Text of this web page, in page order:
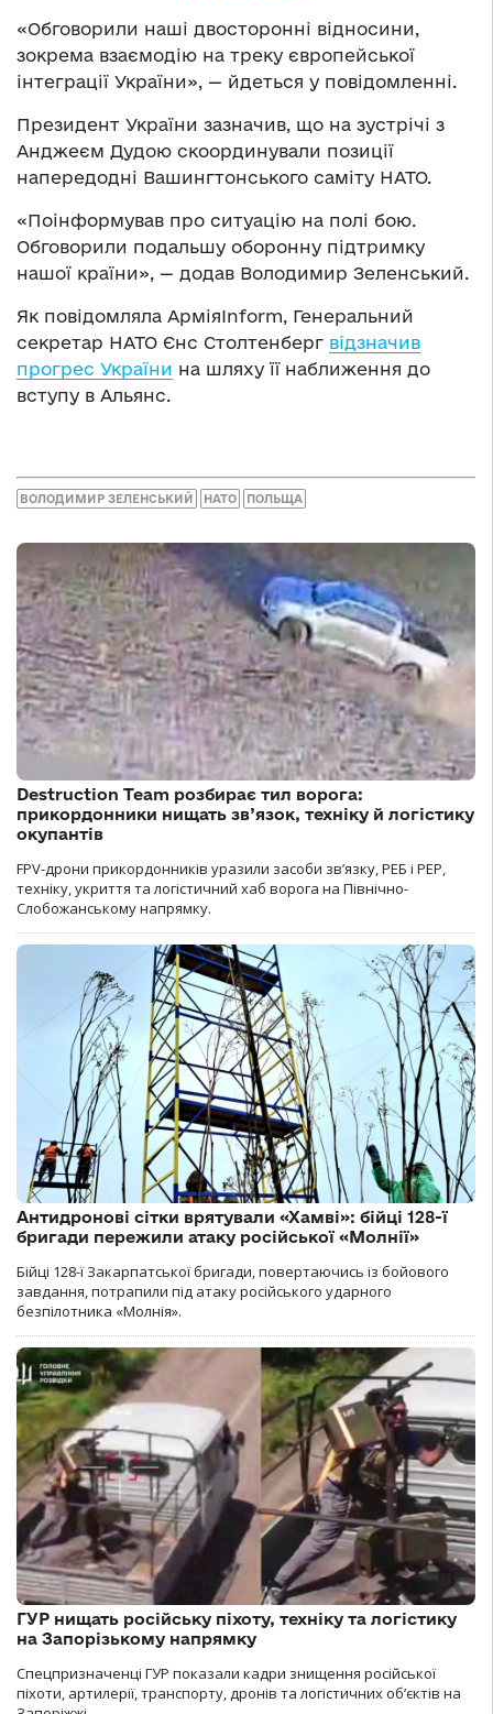
«Обговорили наші двосторонні відносини,
зокрема взаємодію на треку європейської
інтеграції України», — йдеться у повідомленні.
Президент України зазначив, що на зустрічі з
Анджеєм Дудою скоординували позиції
напередодні Вашингтонського саміту НАТО.
«Поінформував про ситуацію на полі бою.
Обговорили подальшу оборонну підтримку
нашої країни», — додав Володимир Зеленський.
Як повідомляла АрміяInform, Генеральний
секретар НАТО Єнс Столтенберг відзначив
прогрес України на шляху її наближення до
вступу в Альянс.
ВОЛОДИМИР ЗЕЛЕНСЬКИЙ НАТО ПОЛЬЩА
Destruction Team розбирає тил ворога:
прикордонники нищать зв’язок, техніку й логістику
окупантів
FPV-дрони прикордонників уразили засоби зв’язку, РЕБ і РЕР,
техніку, укриття та логістичний хаб ворога на Північно-
Слобожанському напрямку.
Антидронові сітки врятували «Хамві»: бійці 128-ї
бригади пережили атаку російської «Молнії»
Бійці 128-ї Закарпатської бригади, повертаючись із бойового
завдання, потрапили під атаку російського ударного
безпілотника «Молнія».
ГУР нищать російську піхоту, техніку та логістику
на Запорізькому напрямку
Спецпризначенці ГУР показали кадри знищення російської
піхоти, артилерії, транспорту, дронів та логістичних об’єктів на